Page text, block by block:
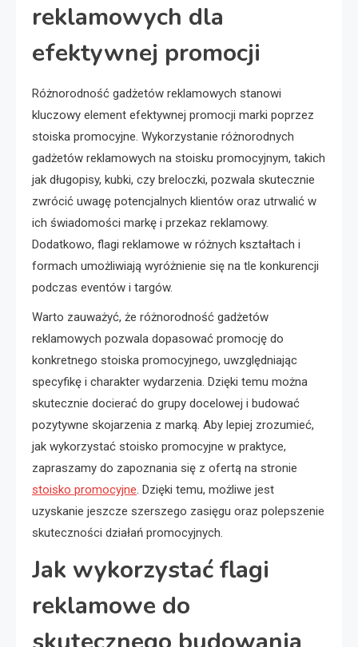
reklamowych dla
efektywnej promocji
Różnorodność gadżetów reklamowych stanowi
kluczowy element efektywnej promocji marki poprzez
stoiska promocyjne. Wykorzystanie różnorodnych
gadżetów reklamowych na stoisku promocyjnym, takich
jak długopisy, kubki, czy breloczki, pozwala skutecznie
zwrócić uwagę potencjalnych klientów oraz utrwalić w
ich świadomości markę i przekaz reklamowy.
Dodatkowo, flagi reklamowe w różnych kształtach i
formach umożliwiają wyróżnienie się na tle konkurencji
podczas eventów i targów.
Warto zauważyć, że różnorodność gadżetów
reklamowych pozwala dopasować promocję do
konkretnego stoiska promocyjnego, uwzględniając
specyfikę i charakter wydarzenia. Dzięki temu można
skutecznie docierać do grupy docelowej i budować
pozytywne skojarzenia z marką. Aby lepiej zrozumieć,
jak wykorzystać stoisko promocyjne w praktyce,
zapraszamy do zapoznania się z ofertą na stronie
stoisko promocyjne. Dzięki temu, możliwe jest
uzyskanie jeszcze szerszego zasięgu oraz polepszenie
skuteczności działań promocyjnych.
Jak wykorzystać flagi
reklamowe do